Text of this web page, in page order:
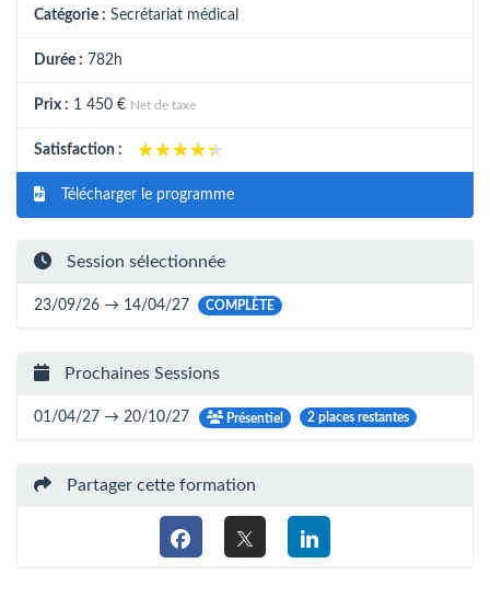
Catégorie : Secrétariat médical
Durée : 782h
Prix : 1 450 € Net de taxe
Satisfaction : ★★★★★
★★★★★
Télécharger le programme
Session sélectionnée
23/09/26 → 14/04/27 COMPLÈTE
Prochaines Sessions
01/04/27 → 20/10/27 Présentiel 2 places restantes
Partager cette formation